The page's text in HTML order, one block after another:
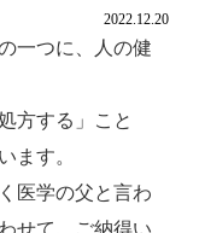
2022.12.20
一つに、人の健
方する」こと
ます。
医学の父と言わ
せて、ご納得い